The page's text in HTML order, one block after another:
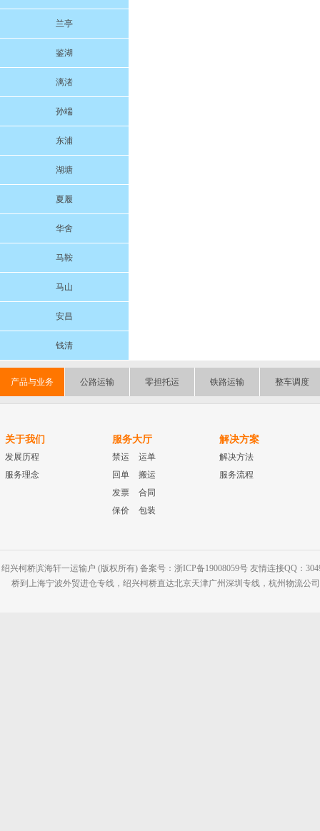
兰亭
鉴湖
漓渚
孙端
东浦
湖塘
夏履
华舍
马鞍
马山
安昌
钱清
产品与业务 公路运输 零担托运 铁路运输 整车调度
关于我们
发展历程
服务理念
服务大厅
禁运
运单
回单
搬运
发票
合同
保价
包装
解决方案
解决方法
服务流程
绍兴柯桥滨海轩一运输户 (版权所有) 备案号：浙ICP备19008059号 友情连接QQ：
桥到上海宁波外贸进仓专线，绍兴柯桥直达北京天津广州深圳专线，杭州物流公